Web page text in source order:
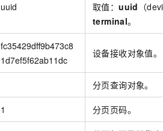
uuid
取值：uuid （
terminal。
fc35429dff9b473c8
1d7ef5f62ab11dc
设备接收对象值。
分页查询对象。
1 分页页码。